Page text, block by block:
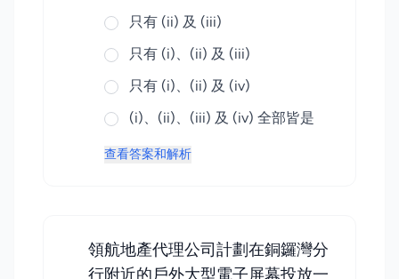
只有 (ii) 及 (iii)
只有 (i)、(ii) 及 (iii)
只有 (i)、(ii) 及 (iv)
(i)、(ii)、(iii) 及 (iv) 全部皆是
查看答案和解析
領航地產代理公司計劃在銅鑼灣分
行附近的戶外大型電子屏幕投放一